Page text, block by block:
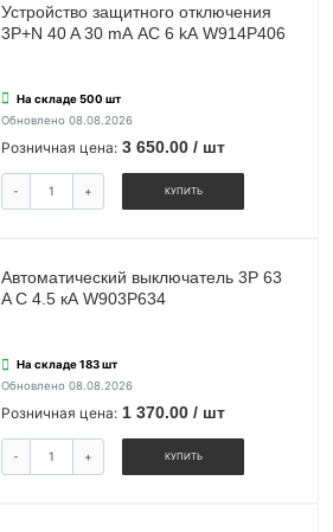
Устройство защитного отключения
3P+N 40 A 30 mА АС 6 kА W914P406
На складе 500 шт
Обновлено 08.08.2026
Розничная цена: 3 650.00 / шт
- + КУПИТЬ
Автоматический выключатель 3P 63
A C 4.5 кА W903P634
На складе 183 шт
Обновлено 08.08.2026
Розничная цена: 1 370.00 / шт
- + КУПИТЬ